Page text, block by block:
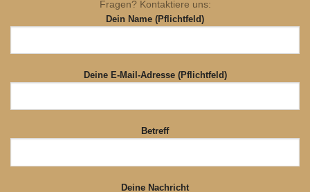
Fragen? Kontaktiere uns:
Dein Name (Pflichtfeld)
Deine E-Mail-Adresse (Pflichtfeld)
Betreff
Deine Nachricht